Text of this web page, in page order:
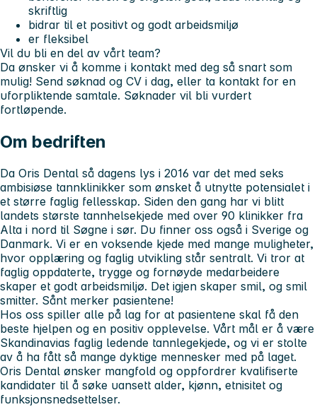
skriftlig
bidrar til et positivt og godt arbeidsmiljø
er fleksibel
Vil du bli en del av vårt team?
Da ønsker vi å komme i kontakt med deg så snart som
mulig! Send søknad og CV i dag, eller ta kontakt for en
uforpliktende samtale. Søknader vil bli vurdert
fortløpende.
Om bedriften
Da Oris Dental så dagens lys i 2016 var det med seks
ambisiøse tannklinikker som ønsket å utnytte potensialet i
et større faglig fellesskap. Siden den gang har vi blitt
landets største tannhelsekjede med over 90 klinikker fra
Alta i nord til Søgne i sør. Du finner oss også i Sverige og
Danmark. Vi er en voksende kjede med mange muligheter,
hvor opplæring og faglig utvikling står sentralt. Vi tror at
faglig oppdaterte, trygge og fornøyde medarbeidere
skaper et godt arbeidsmiljø. Det igjen skaper smil, og smil
smitter. Sånt merker pasientene!
Hos oss spiller alle på lag for at pasientene skal få den
beste hjelpen og en positiv opplevelse. Vårt mål er å være
Skandinavias faglig ledende tannlegekjede, og vi er stolte
av å ha fått så mange dyktige mennesker med på laget.
Oris Dental ønsker mangfold og oppfordrer kvalifiserte
kandidater til å søke uansett alder, kjønn, etnisitet og
funksjonsnedsettelser.